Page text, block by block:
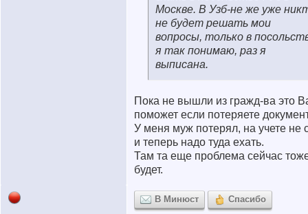
Москве. В Узб-не же уже
не будет решать мои
вопросы, только в
я так понимаю, раз я
выписана.
Пока не вышли из гражд-ва это
поможет если потеряете
У меня муж потерял, на учете не
и теперь надо туда ехать.
Там та еще проблема сейчас
будет.
В Минюст Спасибо